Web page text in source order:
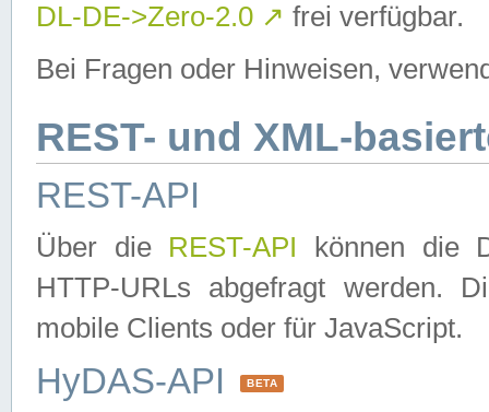
DL-DE->Zero-2.0 ↗ frei verfügbar.
Bei Fragen oder Hinweisen,
REST- und XML-
REST-API
Über die REST-API können die
HTTP-URLs abgefragt werden.
mobile Clients oder für JavaScript.
HyDAS-API BETA